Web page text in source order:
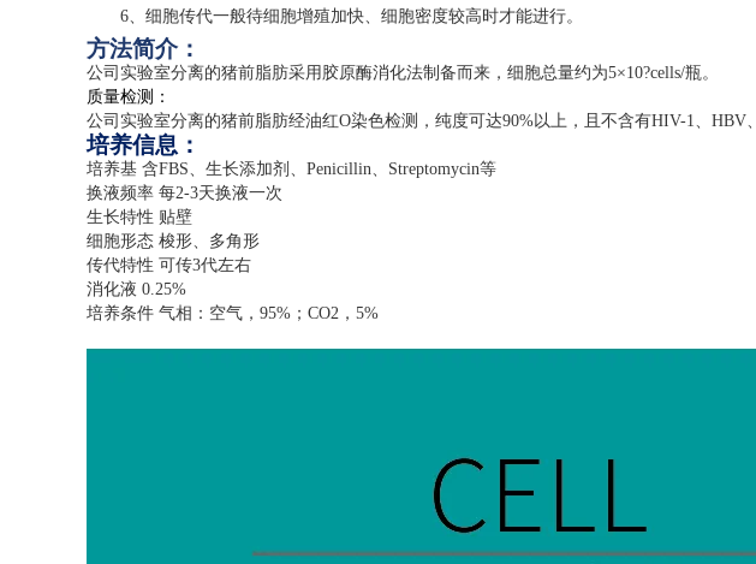
6、细胞传代一般待细胞增殖加快、细胞密度较高时才能进行。
方法简介：
公司实验室分离的猪前脂肪采用胶原酶消化法制备而来，细胞总量约为5×10?cells/瓶。
质量检测：
公司实验室分离的猪前脂肪经油红O染色检测，纯度可达90%以上，且不含有HIV-1、 HBV、
培养信息：
培养基 含FBS、生长添加剂、 Penicillin、 Streptomycin等
换液频率 每2-3天换液一次
生长特性 贴壁
细胞形态 梭形、多角形
传代特性 可传3代左右
消化液 0.25%
培养条件 气相：空气， 95% ； CO2 ， 5%